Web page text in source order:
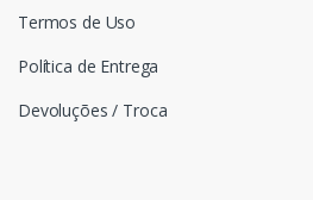
Termos de Uso
Política de Entrega
Devoluções / Troca